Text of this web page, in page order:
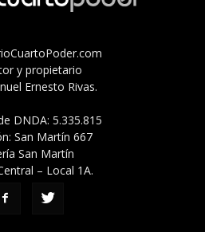
y propietario
Ernesto Rivas.
DNDA: 5.335.815
San Martín 667
San Martín
– Local 1A.